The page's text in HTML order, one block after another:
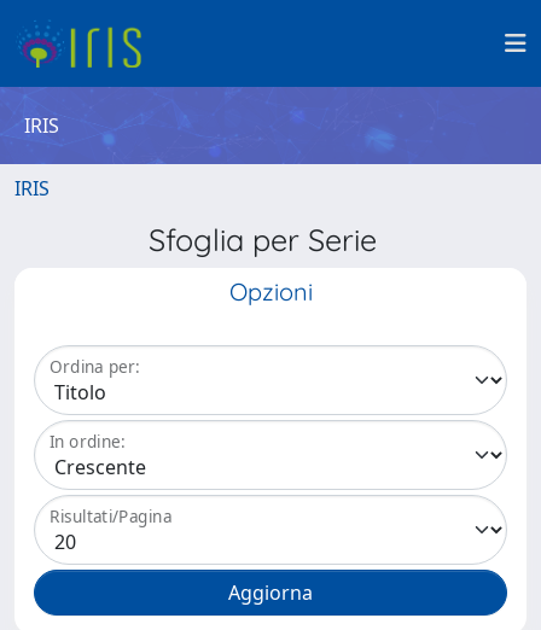
IRIS
IRIS
Sfoglia per Serie
Opzioni
Ordina per:
In ordine:
Risultati/Pagina